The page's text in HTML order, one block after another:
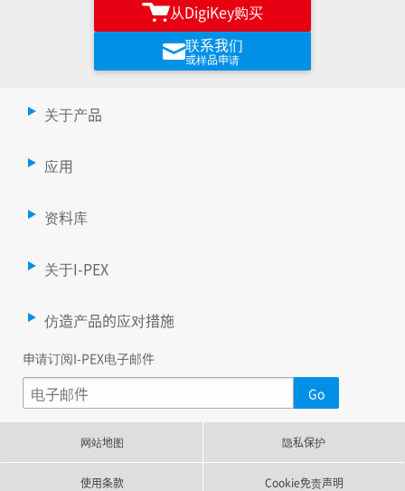
从DigiKey购买
联系我们
或样品申请
关于产品
应用
资料库
关于I-PEX
仿造产品的应对措施
申请订阅I-PEX电子邮件
网站地图 隐私保护
使用条款 Cookie免责声明